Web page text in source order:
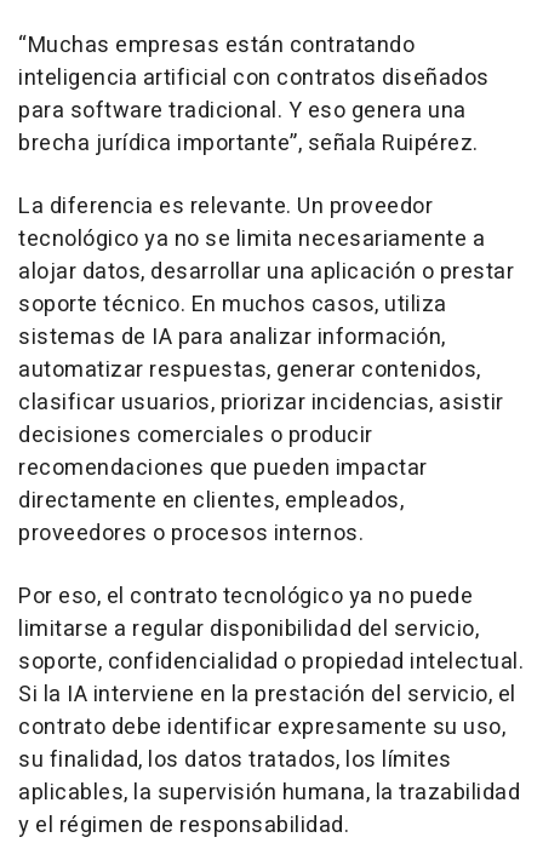
“Muchas empresas están contratando
inteligencia artificial con contratos diseñados
para software tradicional. Y eso genera una
brecha jurídica importante”, señala Ruipérez.
La diferencia es relevante. Un proveedor
tecnológico ya no se limita necesariamente a
alojar datos, desarrollar una aplicación o prestar
soporte técnico. En muchos casos, utiliza
sistemas de IA para analizar información,
automatizar respuestas, generar contenidos,
clasificar usuarios, priorizar incidencias, asistir
decisiones comerciales o producir
recomendaciones que pueden impactar
directamente en clientes, empleados,
proveedores o procesos internos.
Por eso, el contrato tecnológico ya no puede
limitarse a regular disponibilidad del servicio,
soporte, confidencialidad o propiedad intelectual.
Si la IA interviene en la prestación del servicio, el
contrato debe identificar expresamente su uso,
su finalidad, los datos tratados, los límites
aplicables, la supervisión humana, la trazabilidad
y el régimen de responsabilidad.